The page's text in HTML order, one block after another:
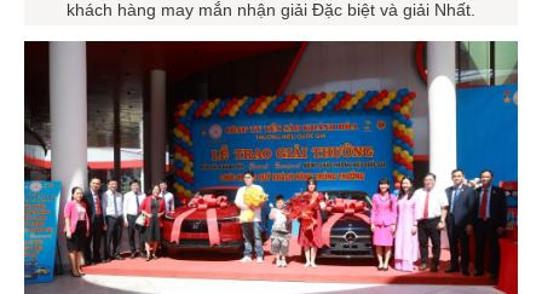
khách hàng may mắn nhận giải Đặc biệt và giải Nhất.